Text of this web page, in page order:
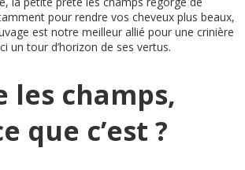
pour rendre vos cheveux plus beaux,
est notre meilleur allié pour une crinière
un tour d’horizon de ses vertus.
les champs,
que c’est ?